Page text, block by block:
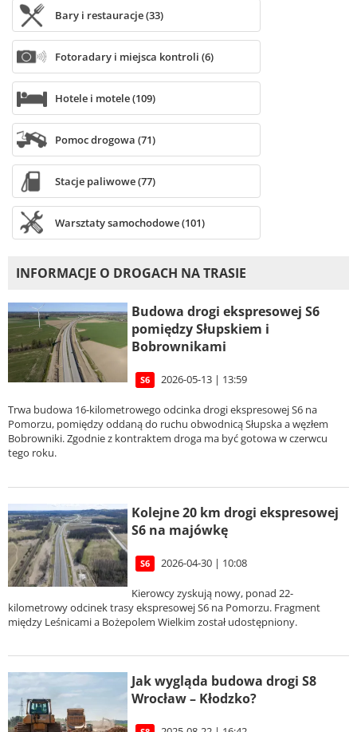
Bary i restauracje (33)
Fotoradary i miejsca kontroli (6)
Hotele i motele (109)
Pomoc drogowa (71)
Stacje paliwowe (77)
Warsztaty samochodowe (101)
INFORMACJE O DROGACH NA TRASIE
Budowa drogi ekspresowej S6
pomiędzy Słupskiem i
Bobrownikami
S6 2026-05-13 | 13:59
Trwa budowa 16-kilometrowego odcinka drogi ekspresowej S6 na
Pomorzu, pomiędzy oddaną do ruchu obwodnicą Słupska a węzłem
Bobrowniki. Zgodnie z kontraktem droga ma być gotowa w czerwcu
tego roku.
Kolejne 20 km drogi ekspresowej
S6 na majówkę
S6 2026-04-30 | 10:08
Kierowcy zyskują nowy, ponad 22-
kilometrowy odcinek trasy ekspresowej S6 na Pomorzu. Fragment
między Leśnicami a Bożepolem Wielkim został udostępniony.
Jak wygląda budowa drogi S8
Wrocław – Kłodzko?